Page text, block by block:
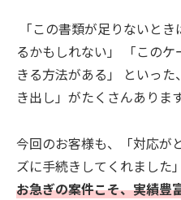
「この書類が足りないと
るかもしれない」 「この
きる方法がある」 といっ
き出し」がたくさんあります
今回のお客様も、「対応が
ズに手続きしてくれました
お急ぎの案件こそ、実績豊